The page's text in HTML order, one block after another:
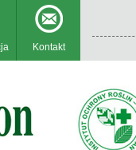
Kontakt